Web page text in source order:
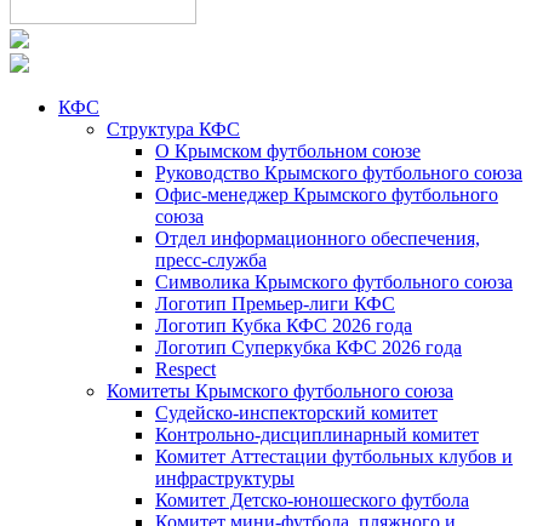
КФС
Структура КФС
О Крымском футбольном союзе
Руководство Крымского футбольного союза
Офис-менеджер Крымского футбольного
союза
Отдел информационного обеспечения,
пресс-служба
Символика Крымского футбольного союза
Логотип Премьер-лиги КФС
Логотип Кубка КФС 2026 года
Логотип Суперкубка КФС 2026 года
Respect
Комитеты Крымского футбольного союза
Судейско-инспекторский комитет
Контрольно-дисциплинарный комитет
Комитет Аттестации футбольных клубов и
инфраструктуры
Комитет Детско-юношеского футбола
Комитет мини-футбола, пляжного и